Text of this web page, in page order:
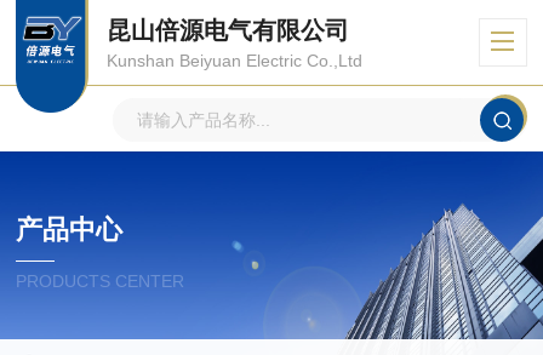
昆山倍源电气有限公司
Kunshan Beiyuan Electric Co.,Ltd
产品中心
PRODUCTS CENTER